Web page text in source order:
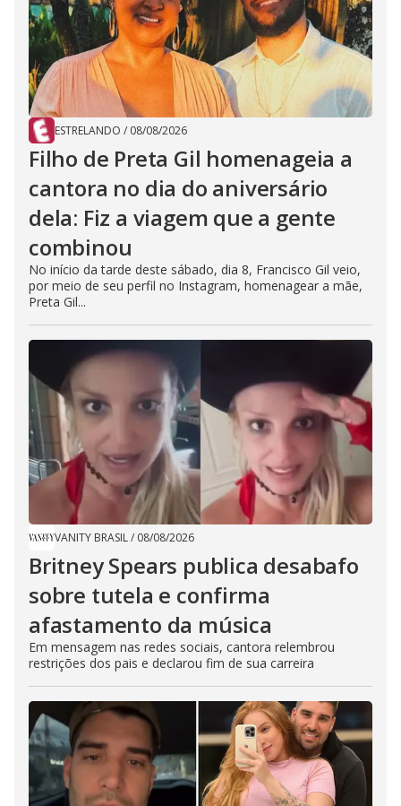
ESTRELANDO / 08/08/2026
Filho de Preta Gil homenageia a
cantora no dia do aniversário
dela: Fiz a viagem que a gente
combinou
No início da tarde deste sábado, dia 8, Francisco Gil veio,
por meio de seu perfil no Instagram, homenagear a mãe,
Preta Gil...
VANITY BRASIL/ 08/08/2026
Britney Spears publica desabafo
sobre tutela e confirma
afastamento da música
Em mensagem nas redes sociais, cantora relembrou
restrições dos pais e declarou fim de sua carreira